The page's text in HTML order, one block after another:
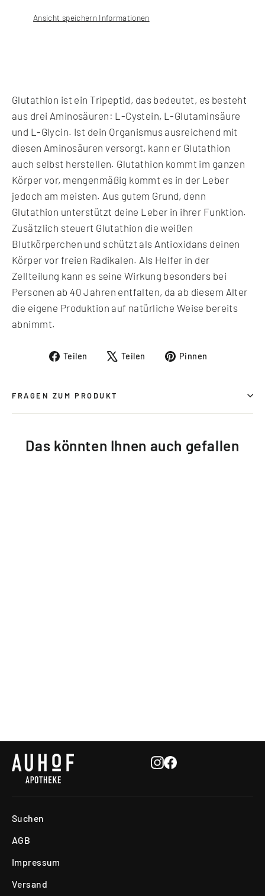
Ansicht speichern Informationen
Glutathion ist ein Tripeptid, das bedeutet, es besteht
aus drei Aminosäuren: L-Cystein, L-Glutaminsäure
und L-Glycin. Ist dein Organismus ausreichend mit
diesen Aminosäuren versorgt, kann er Glutathion
auch selbst herstellen. Glutathion kommt im ganzen
Körper vor, mengenmäßig kommt es in der Leber
jedoch am meisten. Aus gutem Grund, denn
Glutathion unterstützt deine Leber in ihrer Funktion.
Zusätzlich steuert Glutathion die weißen
Blutkörperchen und schützt als Antioxidans deinen
Körper vor freien Radikalen. Als Helfer in der
Zellteilung kann es seine Wirkung besonders bei
Personen ab 40 Jahren entfalten, da ab diesem Alter
die eigene Produktion auf natürliche Weise bereits
abnimmt.
Teilen
Auf
Teilen
Auf
Pinnen
FRAGEN ZUM PRODUKT
Das könnten Ihnen auch gefallen
Instagram
Facebook
Suchen
AGB
Impressum
Versand